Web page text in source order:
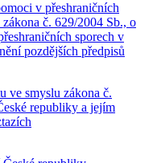
v přeshraničních
č. 629/2004 Sb., o
sporech v
pozdějších předpisů
ve smyslu zákona č.
republiky a jejím